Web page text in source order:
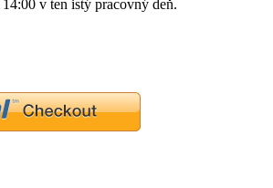
v ten istý pracovný deň.